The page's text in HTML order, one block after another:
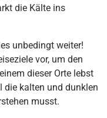
die Kälte ins
unbedingt weiter!
vor, um den
dieser Orte lebst
die kalten und dunklen
musst.